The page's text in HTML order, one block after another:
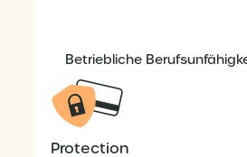
Betriebliche
Protection